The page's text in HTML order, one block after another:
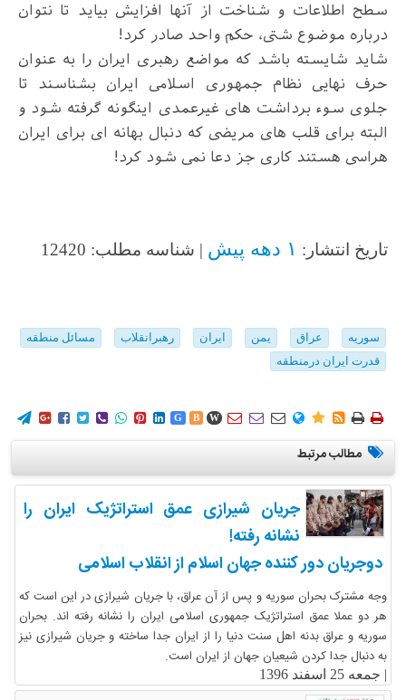
سطح اطلاعات و شناخت از آنها افزایش بیاید تا نتوان
درباره موضوع شتی، حکم واحد صادر کرد!
شاید شایسته باشد که مواضع رهبری ایران را به عنوان
حرف نهایی نظام جمهوری اسلامی ایران بشناسند تا
جلوی سوء برداشت های غیرعمدی اینگونه گرفته شود و
البته برای قلب های مریضی که دنبال بهانه ای برای ایران
هراسی هستند کاری جز دعا نمی شود کرد!
تاریخ انتشار: ۱ دهه پیش | شناسه مطلب: 12420
سوریه عراق یمن ایران رهبرانقلاب
مسائل منطقه
قدرت ایران درمنطقه
        G B W        
مطالب مرتبط
جریان شیرازی عمق استراتژیک ایران را
نشانه رفته!
دوجریان دور کننده جهان اسلام از انقلاب اسلامی
وجه مشترک بحران سوریه و پس از آن عراق، با جریان شیرازی در این است که
هر دو عملا عمق استراتژیک جمهوری اسلامی ایران را نشانه رفته اند. بحران
سوریه و عراق بدنه اهل سنت دنیا را از ایران جدا ساخته و جریان شیرازی نیز
به دنبال جدا کردن شیعیان جهان از ایران است.
| جمعه 25 اسفند 1396